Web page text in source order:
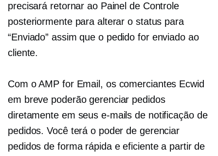
precisará retornar ao Painel de Controle
posteriormente para alterar o status para
“Enviado” assim que o pedido for enviado ao
cliente.
Com o AMP for Email, os comerciantes Ecwid
em breve poderão gerenciar pedidos
diretamente em seus e-mails de notificação de
pedidos. Você terá o poder de gerenciar
pedidos de forma rápida e eficiente a partir de